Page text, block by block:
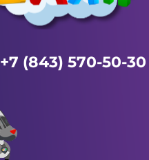
+7 (843) 570-50-30